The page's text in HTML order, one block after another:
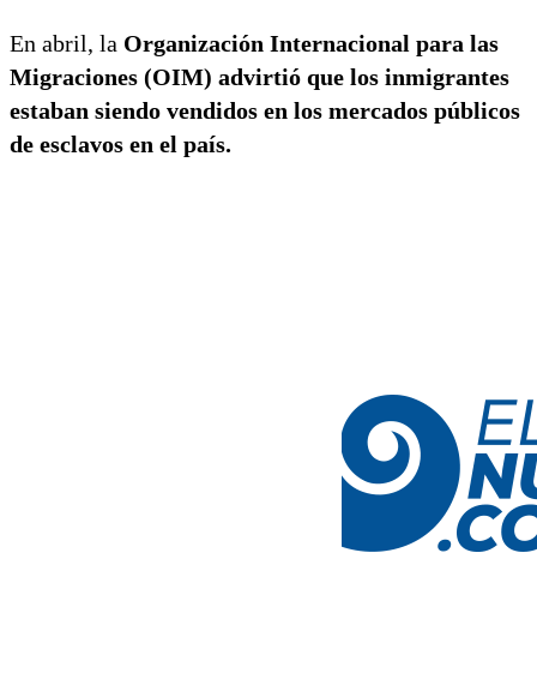
En abril, la Organización Internacional para las
Migraciones (OIM) advirtió que los inmigrantes
estaban siendo vendidos en los mercados públicos
de esclavos en el país.